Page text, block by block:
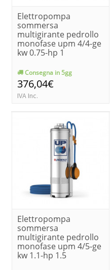
Elettropompa
sommersa
multigirante pedrollo
monofase upm 4/4-ge
kw 0.75-hp 1
Consegna in 5gg
376,04€
IVA Inc.
Elettropompa
sommersa
multigirante pedrollo
monofase upm 4/5-ge
kw 1.1-hp 1.5